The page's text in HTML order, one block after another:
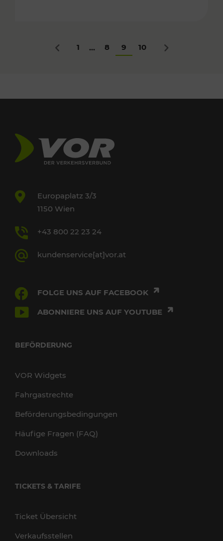
Zurück
1 ... 8 9 10 Nächstes
Europaplatz 3/3
1150 Wien
+43 800 22 23 24
kundenservice[at]vor.at
FOLGE UNS AUF FACEBOOK
ABONNIERE UNS AUF YOUTUBE
BEFÖRDERUNG
VOR Widgets
Fahrgastrechte
Beförderungsbedingungen
Häufige Fragen (FAQ)
Downloads
TICKETS & TARIFE
Ticket Übersicht
Verkaufsstellen